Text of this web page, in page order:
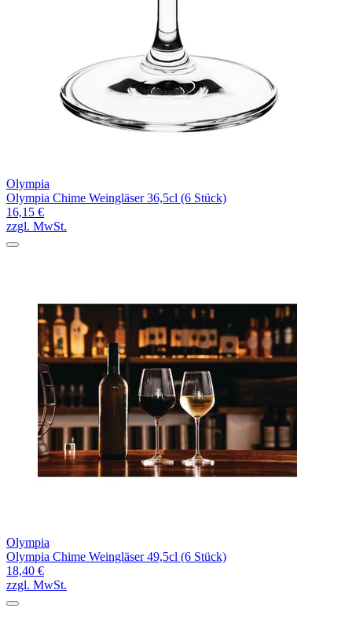
Olympia
Olympia Chime Weingläser 36,5cl (6 Stück)
16,15 €
zzgl. MwSt.
Olympia
Olympia Chime Weingläser 49,5cl (6 Stück)
18,40 €
zzgl. MwSt.